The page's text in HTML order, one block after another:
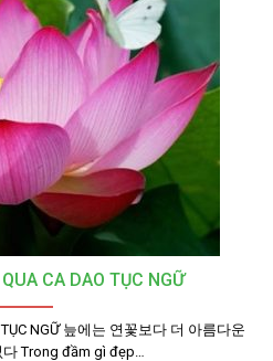
CA DAO TỤC NGỮ
NGỮ 늪에는 연꽃보다 더 아름다운
Trong đầm gì đẹp…